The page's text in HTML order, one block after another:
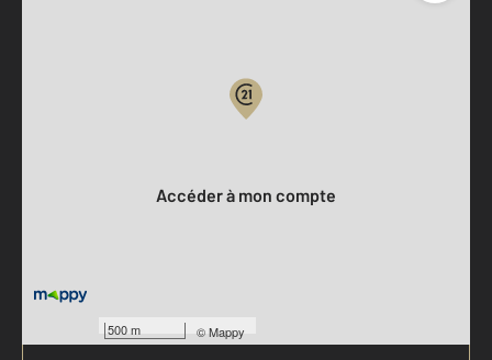
500 m ©Mappy
Accéder à mon compte